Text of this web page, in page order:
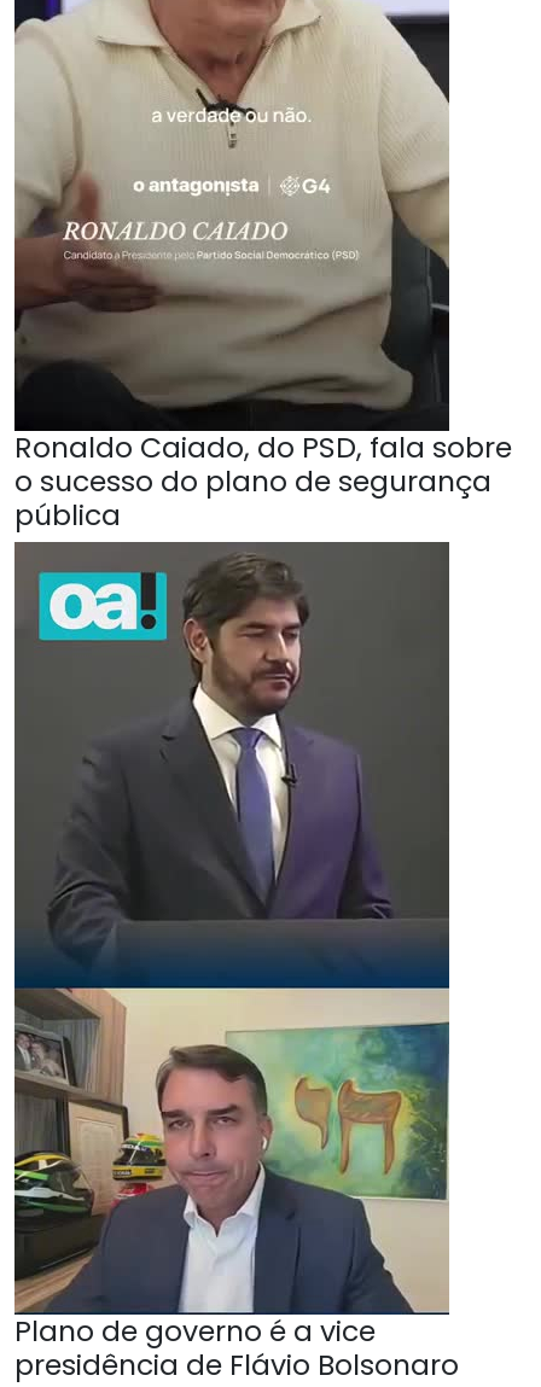
Ronaldo Caiado, do PSD, fala sobre
o sucesso do plano de segurança
pública
Plano de governo é a vice
presidência de Flávio Bolsonaro